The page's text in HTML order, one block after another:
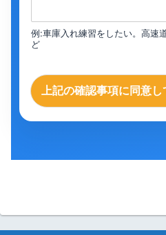
例:車庫入れ練習をしたい。高速
ど
上記の確認事項に同意